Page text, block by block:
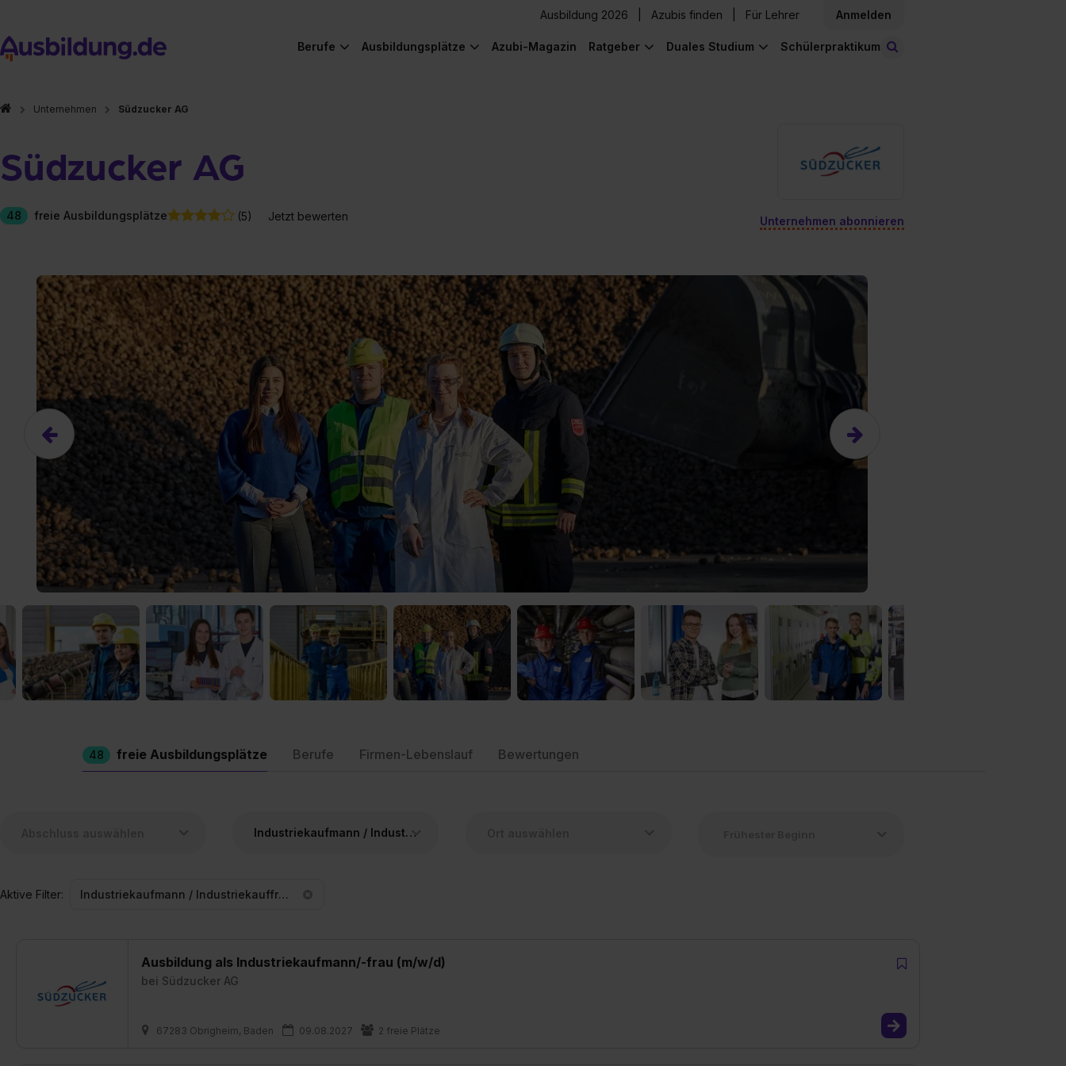
Ausbildung 2026 Azubis finden Für Lehrer Anmelden
Berufe Ausbildungsplätze Azubi-Magazin Ratgeber Duales Studium Schülerpraktikum
Unternehmen Südzucker AG
Südzucker AG
48 freie Ausbildungsplätze (5) Jetzt bewerten Unternehmen abonnieren
48 freie Ausbildungsplätze Berufe Firmen-Lebenslauf Bewertungen
Industriekaufmann / Industriekauffrau
Aktive Filter: Industriekaufmann / Industriekauffrau
Ausbildung als Industriekaufmann/-frau (m/w/d)
bei Südzucker AG
67283 Obrigheim, Baden 09.08.2027 2 freie Plätze